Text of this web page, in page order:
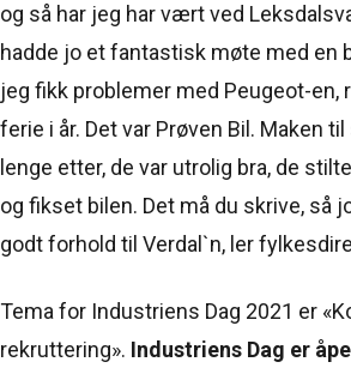
og så har jeg har vært ved
hadde jo et fantastisk møte med en
jeg fikk problemer med Peugeot-en,
ferie i år. Det var Prøven Bil. Maken
lenge etter, de var utrolig bra, de
og fikset bilen. Det må du skrive, så
godt forhold til Verdal`n, ler
Tema for Industriens Dag 2021 er
rekruttering». Industriens Dag er